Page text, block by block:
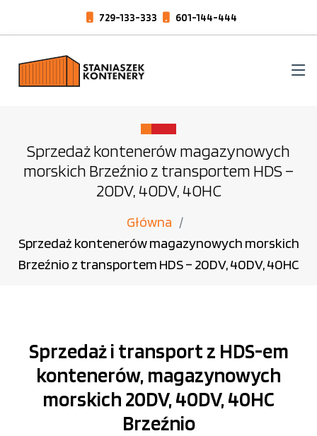
729-133-333 601-144-444
Sprzedaż kontenerów magazynowych
morskich Brzeźnio z transportem HDS –
20DV, 40DV, 40HC
Główna
Sprzedaż kontenerów magazynowych morskich
Brzeźnio z transportem HDS – 20DV, 40DV, 40HC
Sprzedaż i transport z HDS-em
kontenerów, magazynowych
morskich 20DV, 40DV, 40HC
Brzeźnio